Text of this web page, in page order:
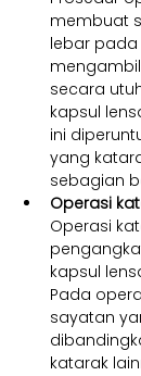
membuat
lebar
secara
kapsul
ini
yang
sebagian
Operasi
Operasi
kapsul
Pada
sayatan
katarak